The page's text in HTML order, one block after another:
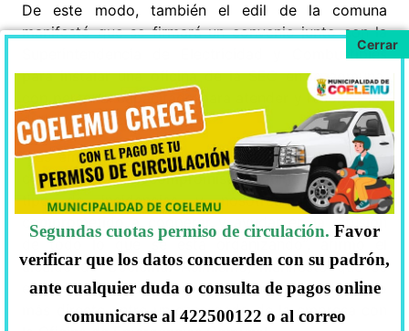
De este modo, también el edil de la comuna
manifestó que se firmará un convenio junto con la
Superintendencia de Electricidad y Combustibles
para instalar una oficina de la SEC en la comuna,
con personal capacitado para atender y resolver las
dudas de los ciudadanos.
“Las empresas entregarán un plan de trabajo y de
contingencia del compromiso adquirido para este
tipo de incidencias y nosotros nos hemos
comprometido a cooperar y ayudar en la difusión
de todo lo que se está organizando”, afirmó el
alcalde de Coelemu. Asimismo, manifestó que se
entre las empresas se logró establecer un vínculo
más directo entre un encargado de la empresa con
Segundas cuotas permiso de circulación. Favor
verificar que los datos concuerden con su padrón,
ante cualquier duda o consulta de pagos online
comunicarse al 422500122 o al correo